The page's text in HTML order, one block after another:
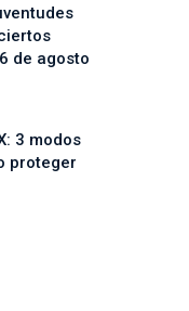
de agosto
3 modos
proteger